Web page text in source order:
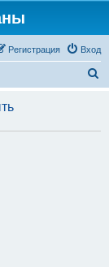
Вход
Регистрация
с